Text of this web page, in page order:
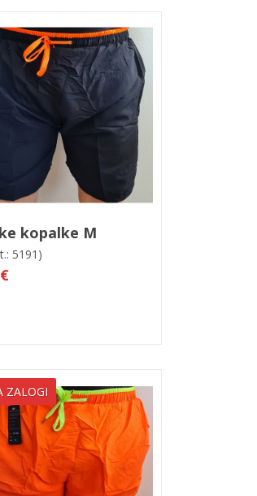
Hitri ogled
kopalke M
5191)
ZALOGI